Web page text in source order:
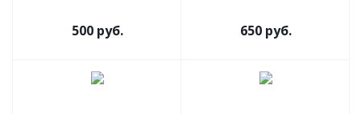
500 руб. 650 руб.